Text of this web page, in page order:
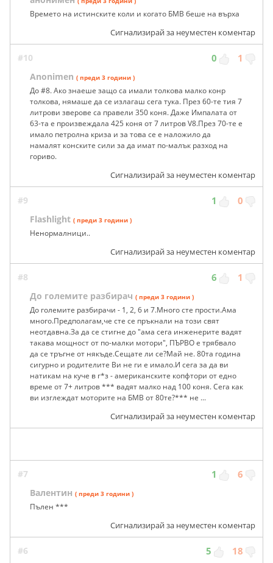
Времето на истинските коли и когато БМВ беше на върха
Сигнализирай за неуместен коментар
#10 0 1
Anonimen ( преди 3 години )
До #8. Ако знаеше защо са имали толкова малко конр
толкова, нямаше да се излагаш сега тука. През 60-те тия 7
литрови зверове са правели 350 коня. Даже Импалата от
63-та е произвеждала 425 коня от 7 литров V8.През 70-те е
имало петролна криза и за това се е наложило да
намалят конските сили за да имат по-малък разход на
гориво.
Сигнализирай за неуместен коментар
#9 1 0
Flashlight ( преди 3 години )
Ненормалници..
Сигнализирай за неуместен коментар
#8 6 1
До големите разбирач ( преди 3 години )
До големите разбирачи - 1, 2, 6 и 7.Много сте прости.Ама
много.Предполагам,че сте се пръкнали на този свят
неотдавна.За да се стигне до "ама сега инженерите вадят
такава мощност от по-малки мотори", ПЪРВО е трябвало
да се тръгне от някъде.Сещате ли се?Май не. 80та година
сигурно и родителите Ви не ги е имало.И сега за да ви
натикам на куче в г*з - американските копфтори от едно
време от 7+ литров *** вадят малко над 100 коня. Сега как
ви изглеждат моторите на БМВ от 80те?*** не ...
Сигнализирай за неуместен коментар
#7 1 6
Валентин ( преди 3 години )
Пълен ***
Сигнализирай за неуместен коментар
#6 5 18